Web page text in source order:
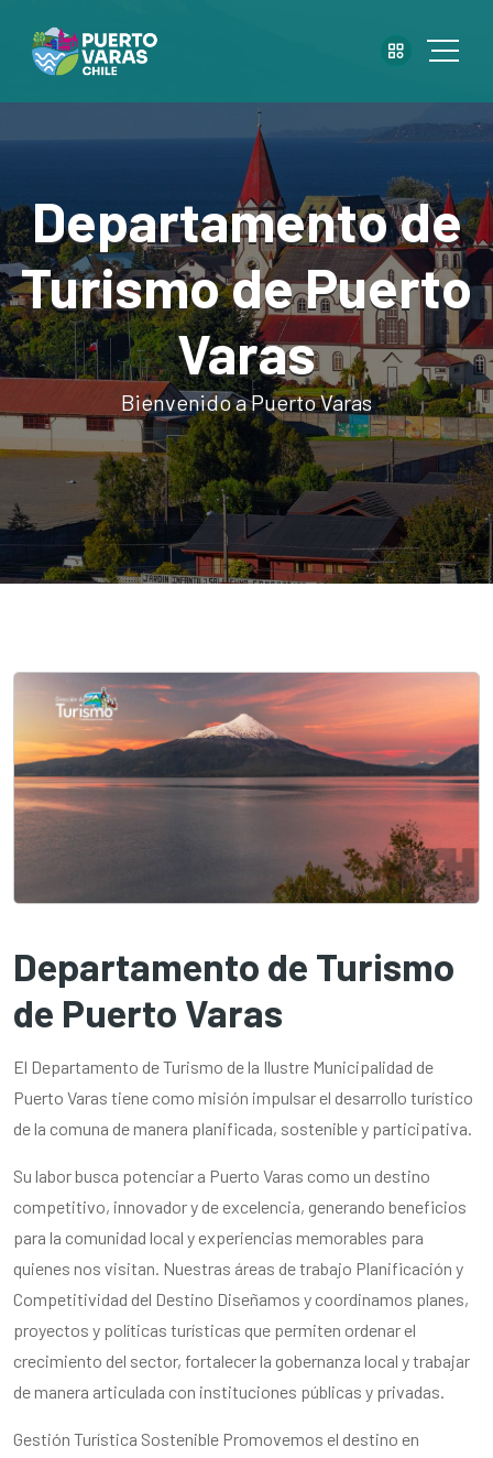
Departamento de
Turismo de Puerto
Varas
Bienvenido a Puerto Varas
Departamento de Turismo
de Puerto Varas
El Departamento de Turismo de la Ilustre Municipalidad de
Puerto Varas tiene como misión impulsar el desarrollo turístico
de la comuna de manera planificada, sostenible y participativa.
Su labor busca potenciar a Puerto Varas como un destino
competitivo, innovador y de excelencia, generando beneficios
para la comunidad local y experiencias memorables para
quienes nos visitan. Nuestras áreas de trabajo Planificación y
Competitividad del Destino Diseñamos y coordinamos planes,
proyectos y políticas turísticas que permiten ordenar el
crecimiento del sector, fortalecer la gobernanza local y trabajar
de manera articulada con instituciones públicas y privadas.
Gestión Turística Sostenible Promovemos el destino en